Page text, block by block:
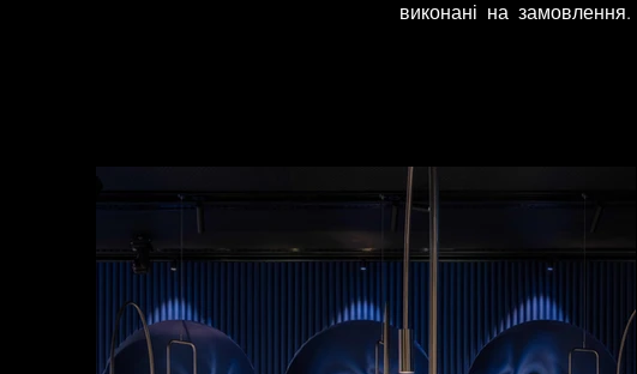
виконані  на  замовлення.